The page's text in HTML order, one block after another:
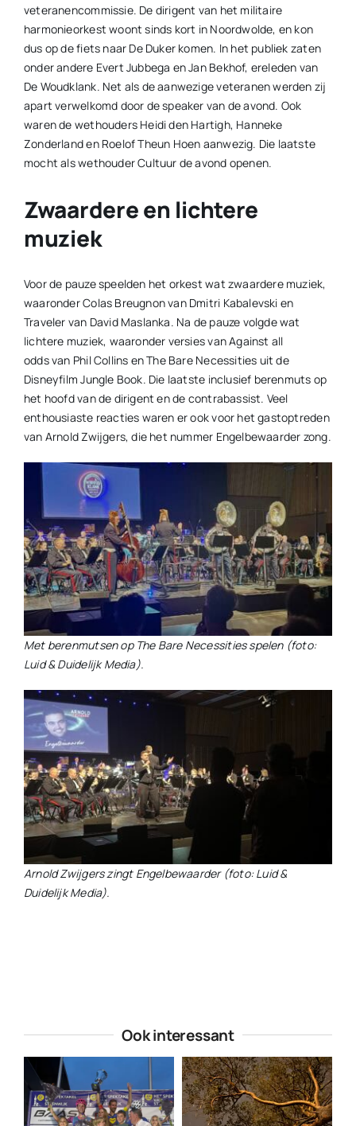
veteranencommissie. De dirigent van het militaire
harmonieorkest woont sinds kort in Noordwolde, en kon
dus op de fiets naar De Duker komen. In het publiek zaten
onder andere Evert Jubbega en Jan Bekhof, ereleden van
De Woudklank. Net als de aanwezige veteranen werden zij
apart verwelkomd door de speaker van de avond. Ook
waren de wethouders Heidi den Hartigh, Hanneke
Zonderland en Roelof Theun Hoen aanwezig. Die laatste
mocht als wethouder Cultuur de avond openen.
Zwaardere en lichtere
muziek
Voor de pauze speelden het orkest wat zwaardere muziek,
waaronder Colas Breugnon van Dmitri Kabalevski en
Traveler van David Maslanka. Na de pauze volgde wat
lichtere muziek, waaronder versies van Against all
odds van Phil Collins en The Bare Necessities uit de
Disneyfilm Jungle Book. Die laatste inclusief berenmuts op
het hoofd van de dirigent en de contrabassist. Veel
enthousiaste reacties waren er ook voor het gastoptreden
van Arnold Zwijgers, die het nummer Engelbewaarder zong.
Met berenmutsen op The Bare Necessities spelen (foto:
Luid & Duidelijk Media).
Arnold Zwijgers zingt Engelbewaarder (foto: Luid &
Duidelijk Media).
Ook interessant